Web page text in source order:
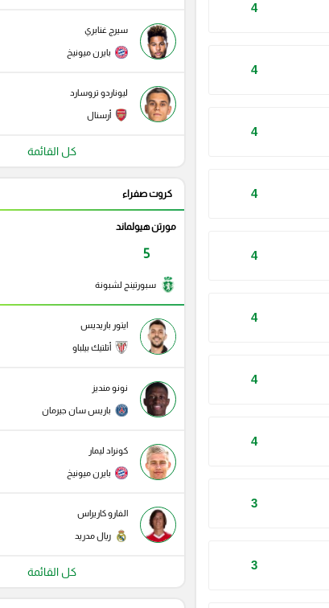
4
4
4
4
4
4
4
4
3
3
سيرج غنابري
بايرن ميونيخ
ليوناردو تروسارد
أرسنال
كل القائمة
كروت صفراء
مورتن هيولماند
5
سبورتينج لشبونة
ايتور باريديس
أتلتيك بيلباو
نونو منديز
باريس سان جيرمان
كونراد ليمار
بايرن ميونيخ
الفارو كاريراس
ريال مدريد
كل القائمة